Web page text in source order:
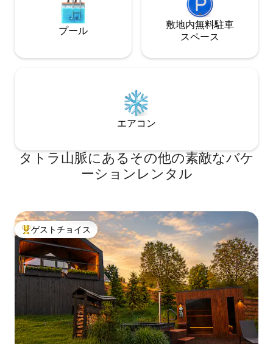
プール
敷地内無料駐⁠車
ス⁠ペ⁠ー⁠ス
エアコン
タトラ山脈にあるその他の素敵なバケ
ーションレンタル
大好評のゲストチョイスです。
ゲストチョイス